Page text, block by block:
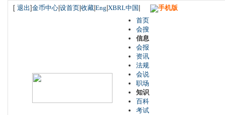
[ 退出]金币中心 设首页 收藏 Eng XBRL中国
手机版
首页
会搜
信息
会报
资讯
法规
会说
职场
知识
百科
考试